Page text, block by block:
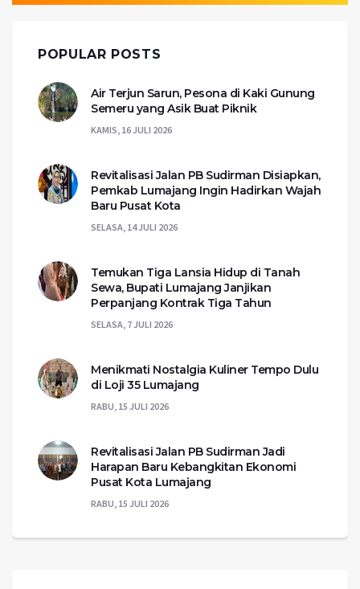
POPULAR POSTS
Air Terjun Sarun, Pesona di Kaki Gunung
Semeru yang Asik Buat Piknik
KAMIS, 16 JULI 2026
Revitalisasi Jalan PB Sudirman Disiapkan,
Pemkab Lumajang Ingin Hadirkan Wajah
Baru Pusat Kota
SELASA, 14 JULI 2026
Temukan Tiga Lansia Hidup di Tanah
Sewa, Bupati Lumajang Janjikan
Perpanjang Kontrak Tiga Tahun
SELASA, 7 JULI 2026
Menikmati Nostalgia Kuliner Tempo Dulu
di Loji 35 Lumajang
RABU, 15 JULI 2026
Revitalisasi Jalan PB Sudirman Jadi
Harapan Baru Kebangkitan Ekonomi
Pusat Kota Lumajang
RABU, 15 JULI 2026